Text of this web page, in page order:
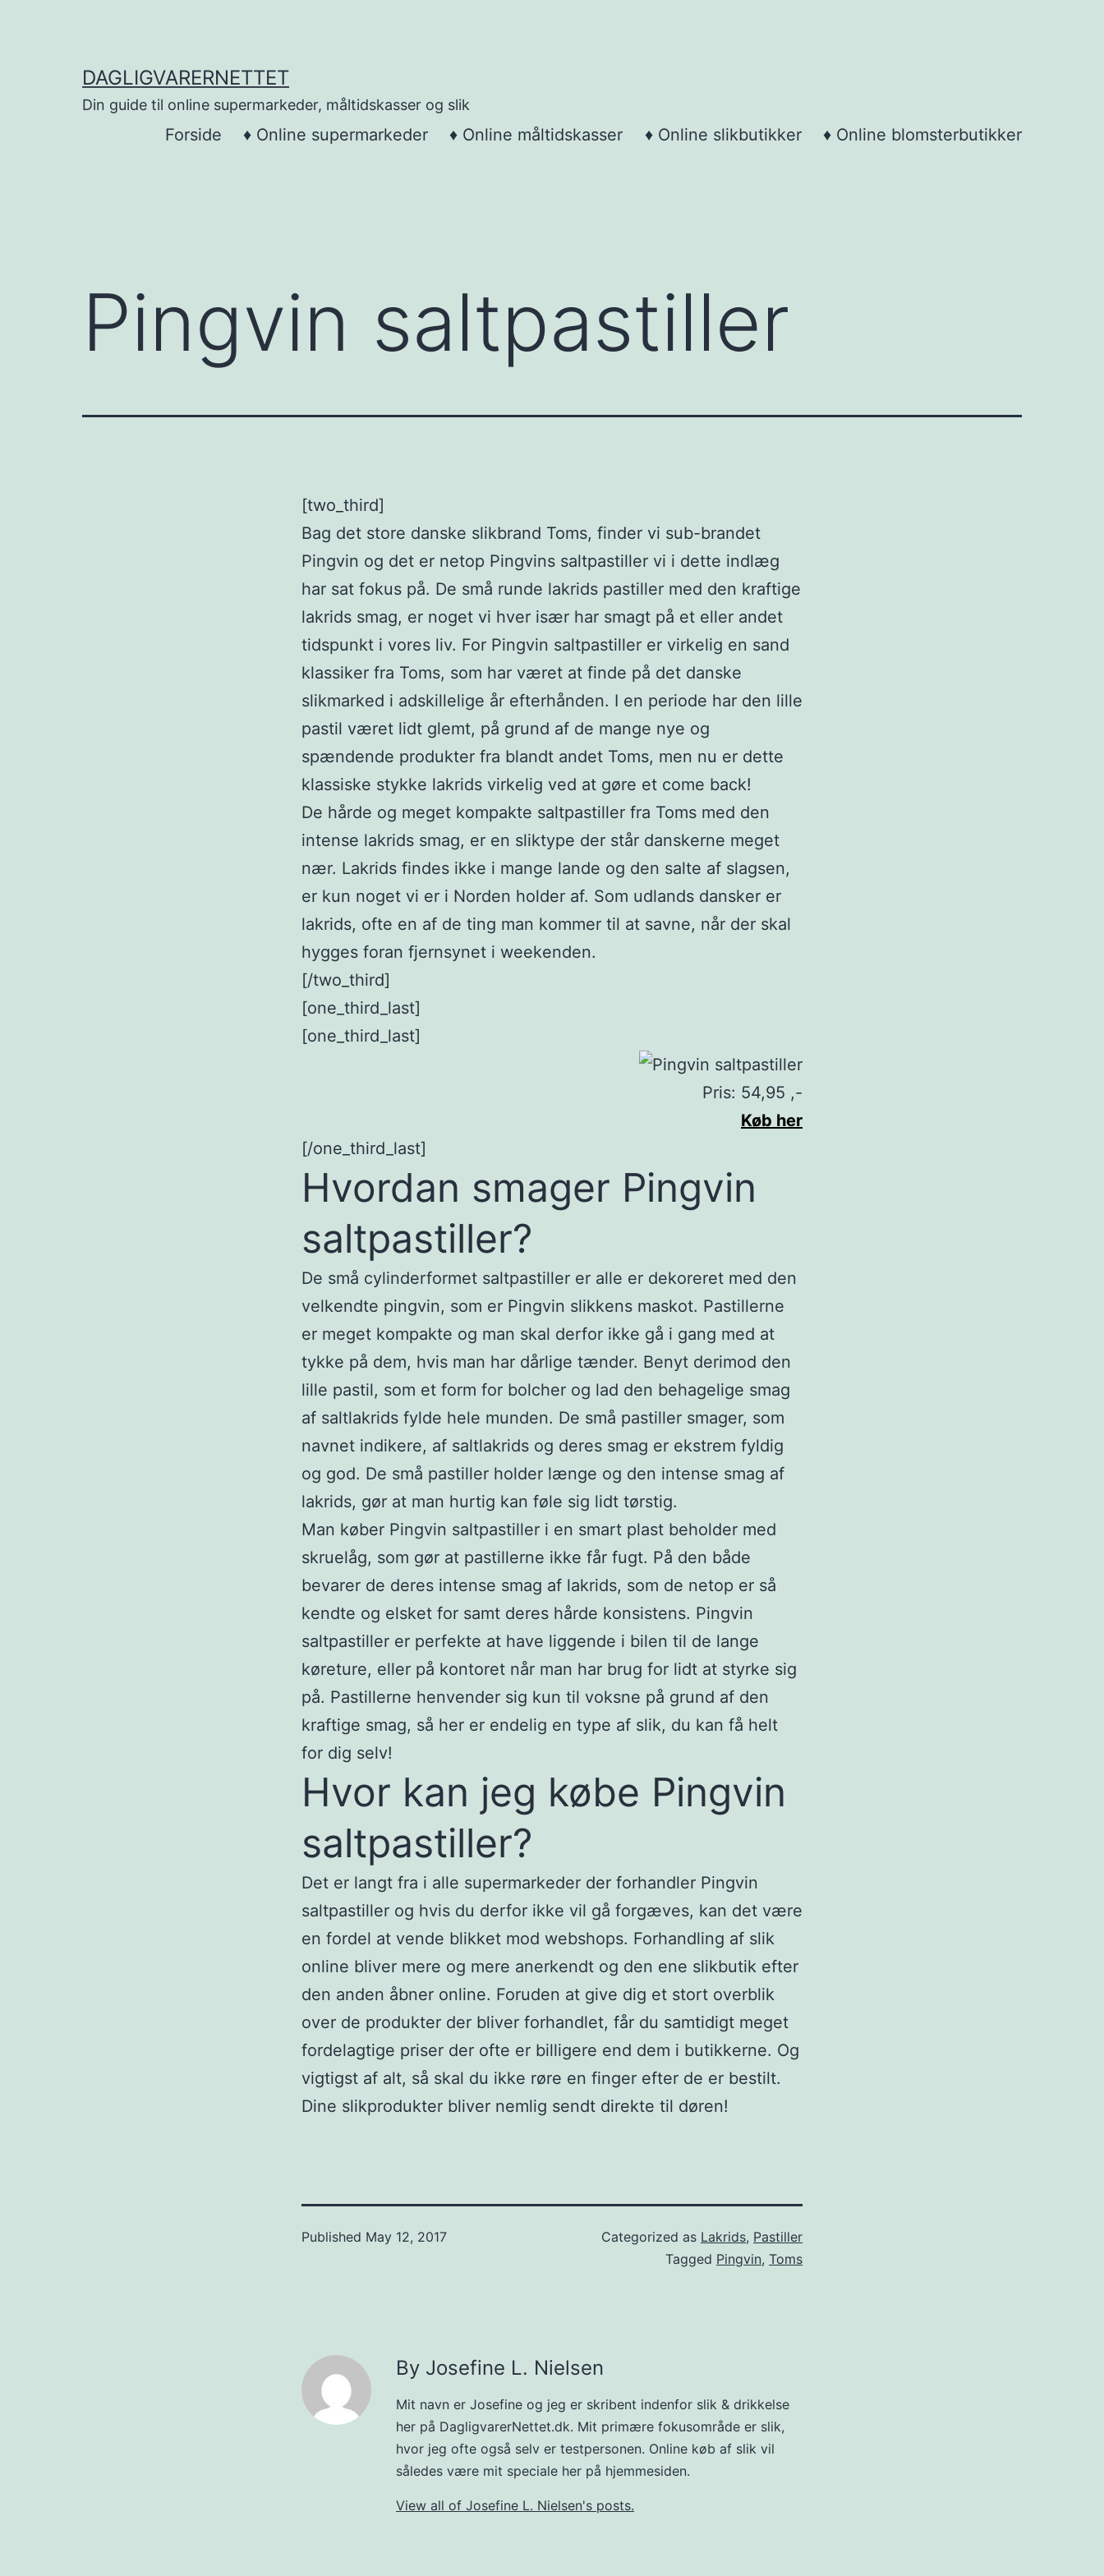
DAGLIGVARERNETTET
Din guide til online supermarkeder, måltidskasser og slik
Forside ♦ Online supermarkeder ♦ Online måltidskasser ♦ Online slikbutikker ♦ Online blomsterbutikker
Pingvin saltpastiller
[two_third]
Bag det store danske slikbrand Toms, finder vi sub-brandet
Pingvin og det er netop Pingvins saltpastiller vi i dette indlæg
har sat fokus på. De små runde lakrids pastiller med den kraftige
lakrids smag, er noget vi hver især har smagt på et eller andet
tidspunkt i vores liv. For Pingvin saltpastiller er virkelig en sand
klassiker fra Toms, som har været at finde på det danske
slikmarked i adskillelige år efterhånden. I en periode har den lille
pastil været lidt glemt, på grund af de mange nye og
spændende produkter fra blandt andet Toms, men nu er dette
klassiske stykke lakrids virkelig ved at gøre et come back!
De hårde og meget kompakte saltpastiller fra Toms med den
intense lakrids smag, er en sliktype der står danskerne meget
nær. Lakrids findes ikke i mange lande og den salte af slagsen,
er kun noget vi er i Norden holder af. Som udlands dansker er
lakrids, ofte en af de ting man kommer til at savne, når der skal
hygges foran fjernsynet i weekenden.
[/two_third]
[one_third_last]
[one_third_last]
Pris: 54,95 ,-
Køb her
[/one_third_last]
Hvordan smager Pingvin
saltpastiller?
De små cylinderformet saltpastiller er alle er dekoreret med den
velkendte pingvin, som er Pingvin slikkens maskot. Pastillerne
er meget kompakte og man skal derfor ikke gå i gang med at
tykke på dem, hvis man har dårlige tænder. Benyt derimod den
lille pastil, som et form for bolcher og lad den behagelige smag
af saltlakrids fylde hele munden. De små pastiller smager, som
navnet indikere, af saltlakrids og deres smag er ekstrem fyldig
og god. De små pastiller holder længe og den intense smag af
lakrids, gør at man hurtig kan føle sig lidt tørstig.
Man køber Pingvin saltpastiller i en smart plast beholder med
skruelåg, som gør at pastillerne ikke får fugt. På den både
bevarer de deres intense smag af lakrids, som de netop er så
kendte og elsket for samt deres hårde konsistens. Pingvin
saltpastiller er perfekte at have liggende i bilen til de lange
køreture, eller på kontoret når man har brug for lidt at styrke sig
på. Pastillerne henvender sig kun til voksne på grund af den
kraftige smag, så her er endelig en type af slik, du kan få helt
for dig selv!
Hvor kan jeg købe Pingvin
saltpastiller?
Det er langt fra i alle supermarkeder der forhandler Pingvin
saltpastiller og hvis du derfor ikke vil gå forgæves, kan det være
en fordel at vende blikket mod webshops. Forhandling af slik
online bliver mere og mere anerkendt og den ene slikbutik efter
den anden åbner online. Foruden at give dig et stort overblik
over de produkter der bliver forhandlet, får du samtidigt meget
fordelagtige priser der ofte er billigere end dem i butikkerne. Og
vigtigst af alt, så skal du ikke røre en finger efter de er bestilt.
Dine slikprodukter bliver nemlig sendt direkte til døren!
Published May 12, 2017 Categorized as Lakrids, Pastiller
Tagged Pingvin, Toms
By Josefine L. Nielsen
Mit navn er Josefine og jeg er skribent indenfor slik & drikkelse
her på DagligvarerNettet.dk. Mit primære fokusområde er slik,
hvor jeg ofte også selv er testpersonen. Online køb af slik vil
således være mit speciale her på hjemmesiden.
View all of Josefine L. Nielsen's posts.